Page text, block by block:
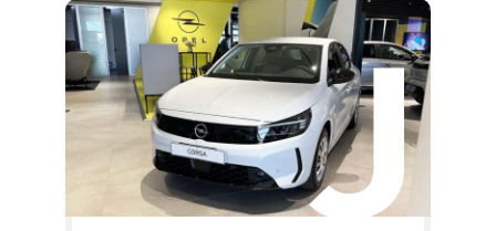
Promo
Jeep
Promo
Land
Rover
Promo
Jaecoo
Promo
Abarth
Promo
Mazda
Promo
Hyundai
Promo
Lancia
Promo
Peugeot
Promo
Seat
Promo
Omoda
Promo
Opel
Promo
Cupra
Promo
Fiat
Promo
Citroën
Promo
Alfa
Romeo